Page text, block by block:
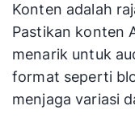
Konten adalah
Pastikan konten
menarik untuk
format seperti
menjaga variasi